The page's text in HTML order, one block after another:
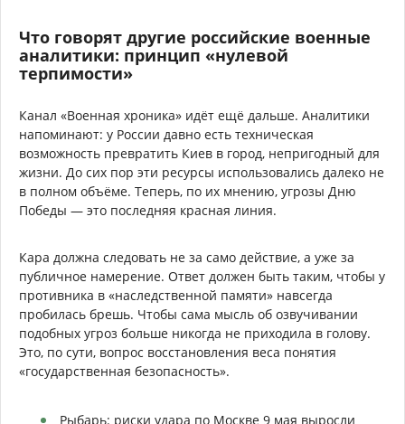
Что говорят другие российские военные
аналитики: принцип «нулевой
терпимости»
Канал «Военная хроника» идёт ещё дальше. Аналитики
напоминают: у России давно есть техническая
возможность превратить Киев в город, непригодный для
жизни. До сих пор эти ресурсы использовались далеко не
в полном объёме. Теперь, по их мнению, угрозы Дню
Победы — это последняя красная линия.
Кара должна следовать не за само действие, а уже за
публичное намерение. Ответ должен быть таким, чтобы у
противника в «наследственной памяти» навсегда
пробилась брешь. Чтобы сама мысль об озвучивании
подобных угроз больше никогда не приходила в голову.
Это, по сути, вопрос восстановления веса понятия
«государственная безопасность».
Рыбарь: риски удара по Москве 9 мая выросли